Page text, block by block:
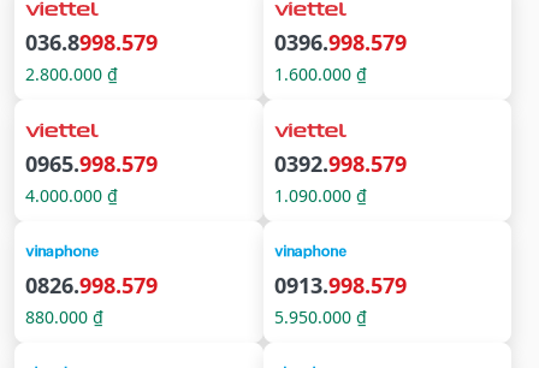
036.8998.579
2.800.000 ₫
0396.998.579
1.600.000 ₫
0965.998.579
4.000.000 ₫
0392.998.579
1.090.000 ₫
0826.998.579
880.000 ₫
0913.998.579
5.950.000 ₫